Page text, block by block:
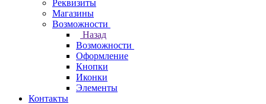
Реквизиты
Магазины
Возможности
Назад
Возможности
Оформление
Кнопки
Иконки
Элементы
Контакты